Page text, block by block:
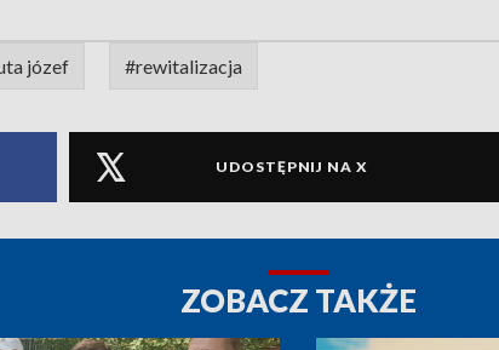
józef #rewitalizacja
UDOSTĘPNIJ NA X
ZOBACZ TAKŻE